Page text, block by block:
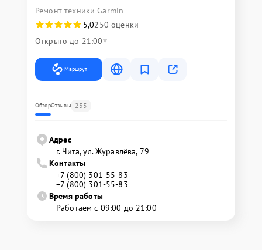
Ремонт техники Garmin
5,0250 оценки
Открыто до 21:00
Маршрут
ОбзорОтзывы 235
Адрес
г. Чита, ул. Журавлёва, 79
Контакты
+7 (800) 301-55-83
+7 (800) 301-55-83
Время работы
Работаем с 09:00 до 21:00